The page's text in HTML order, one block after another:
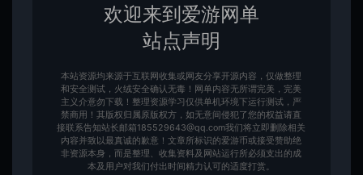
本站内容均为虚拟内容，赞助后无法召回，顾不支持退换！避免纠纷耽误时
1、爱游网单所有网单资源来源于网络，仅供学习交流之用。切勿用于商业
2、如本帖侵犯到任何版权问题，请立即告知本站，本站将及时予与删除并
致以最深的歉意！
3、本站提供的所有资源仅供学习参考使用，版权归原著所有，禁止下载本
站资源参与商业和非法行为，请在24小时之内自行删除！
4、本站会员只是赞助，赞助费用仅维持本站的日常运营开支所需！若您需
要商业运营或用于其他商业活动，请您购买正版授权并合法使用！
5、用户使用本网站必须遵守使用的法律法规，对于用户违法使用本站非法
运营而引起的一切责任由用户自行承担！
欢迎来到爱游网单
站点声明
本站资源均来源于互联网收集或网友分享开源内容，仅做整理
和安全测试，火绒安全确认无毒！网单内容无所谓完美，完美
主义介意勿下载！整理资源学习仅供单机环境下运行测试，严
禁商用！其版权归属原版权方，如无意间侵犯了您的权益请直
接联系告知站长邮箱185529643@qq.com我们将立即删除相关
内容并致以最真诚的歉意！文章所标识的爱游币或接受赞助绝
非资源本身，而是整理、收集资料及网站运行所必须支出的成
本及用户对我们付出时间精力认可的适度打赏。